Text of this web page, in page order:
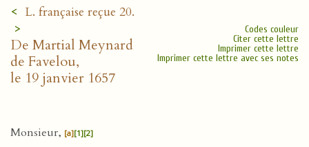
< L. française reçue 20.
>
De Martial Meynard
de Favelou,
le 19 janvier 1657
Codes couleur
Citer cette lettre
Imprimer cette lettre
Imprimer cette lettre avec ses notes
Monsieur, [a][1][2]